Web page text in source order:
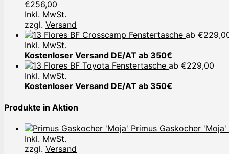
€256,00
Inkl. MwSt.
zzgl. Versand
Crosscamp Fenstertasche ab €
Inkl. MwSt.
Kostenloser Versand DE/AT ab 350€
Toyota Fenstertasche ab €229,00
Inkl. MwSt.
Kostenloser Versand DE/AT ab 350€
Produkte in Aktion
Primus Gaskocher 'Moja'
Inkl. MwSt.
zzgl. Versand